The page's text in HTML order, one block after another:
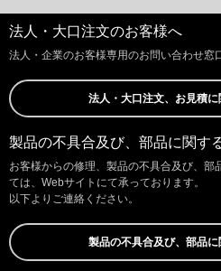
法人・大口注文のお客様へ
法人・企業のお客様専用のお問い合わせ窓
法人・大口注文、お見積
製品の不具合及び、部品に関す
お客様からの修理、製品の不具合及び、部
ては、Webサイトにて承っております。
以下よりご連絡ください。
製品の不具合及び、部品